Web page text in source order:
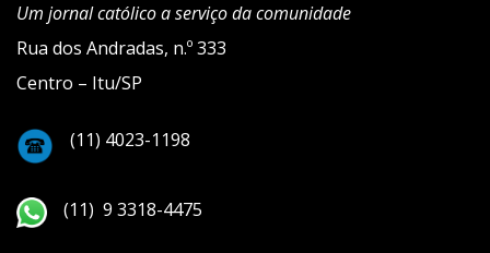
Um jornal católico a serviço da comunidade
Rua dos Andradas, n.º 333
Centro – Itu/SP
(11) 4023-1198
(11) 9 3318-4475